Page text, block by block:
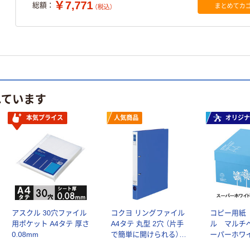
総額： ￥7,771 （税込） まとめてカ
います
本気プライス
アスクル 30穴ファイル
用ポケット A4タテ 厚さ
0.08mm
人気商品
コクヨ リングファイル
A4タテ 丸型 2穴 （片手
で簡単に開けられる）ス
オリジ
コピー用
ル マルチ
ーパーホワ